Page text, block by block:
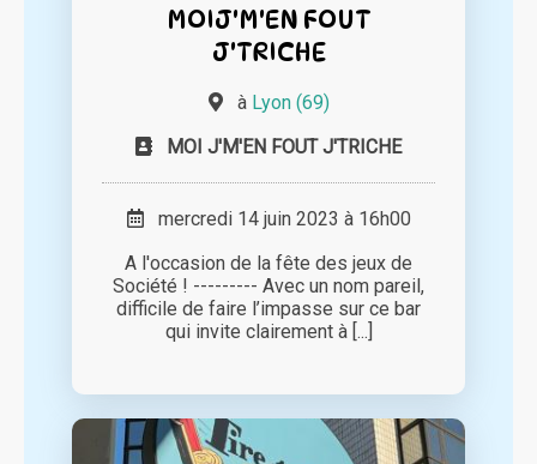
MOIJ'M'EN FOUT
J'TRICHE
à Lyon (69)
MOI J'M'EN FOUT J'TRICHE
mercredi 14 juin 2023 à 16h00
A l'occasion de la fête des jeux de
Société ! --------- Avec un nom pareil,
difficile de faire l’impasse sur ce bar
qui invite clairement à [...]